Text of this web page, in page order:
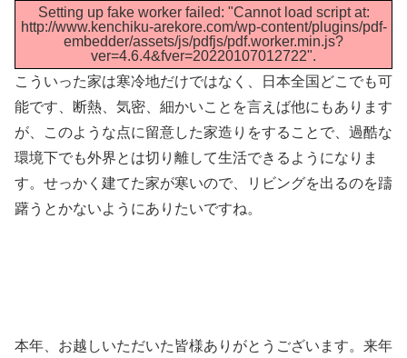
Setting up fake worker failed: "Cannot load script at:
http://www.kenchiku-arekore.com/wp-content/plugins/pdf-
embedder/assets/js/pdfjs/pdf.worker.min.js?
ver=4.6.4&fver=20220107012722".
こういった家は寒冷地だけではなく、日本全国どこでも可
能です、断熱、気密、細かいことを言えば他にもあります
が、このような点に留意した家造りをすることで、過酷な
環境下でも外界とは切り離して生活できるようになりま
す。せっかく建てた家が寒いので、リビングを出るのを躊
躇うとかないようにありたいですね。
本年、お越しいただいた皆様ありがとうございます。来年